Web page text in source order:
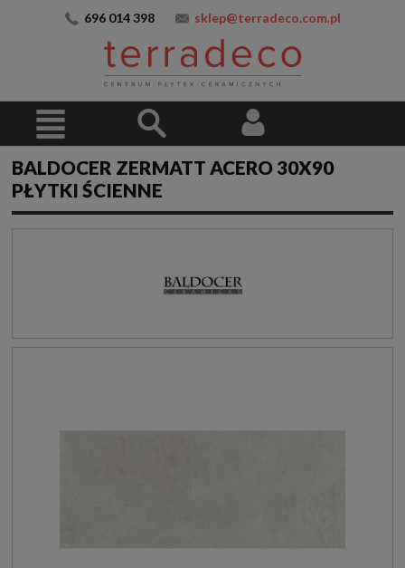
696 014 398 sklep@terradeco.com.pl
BALDOCER ZERMATT ACERO 30X90
PŁYTKI ŚCIENNE